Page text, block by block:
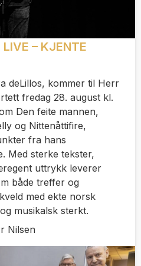
– KJENTE
deLillos, kommer til Herr
fredag 28. august kl.
Den feite mannen,
og Nittenåttifire,
fra hans
Med sterke tekster,
uttrykk leverer
både treffer og
med ekte norsk
musikalsk sterkt.
Nilsen